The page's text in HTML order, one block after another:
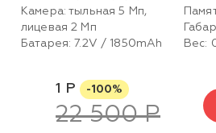
Камера: тыльная 5 Мп,
лицевая 2 Mп
Батарея: 7.2V / 1850mAh
Вес:
1 Р -100%
22 500 Р